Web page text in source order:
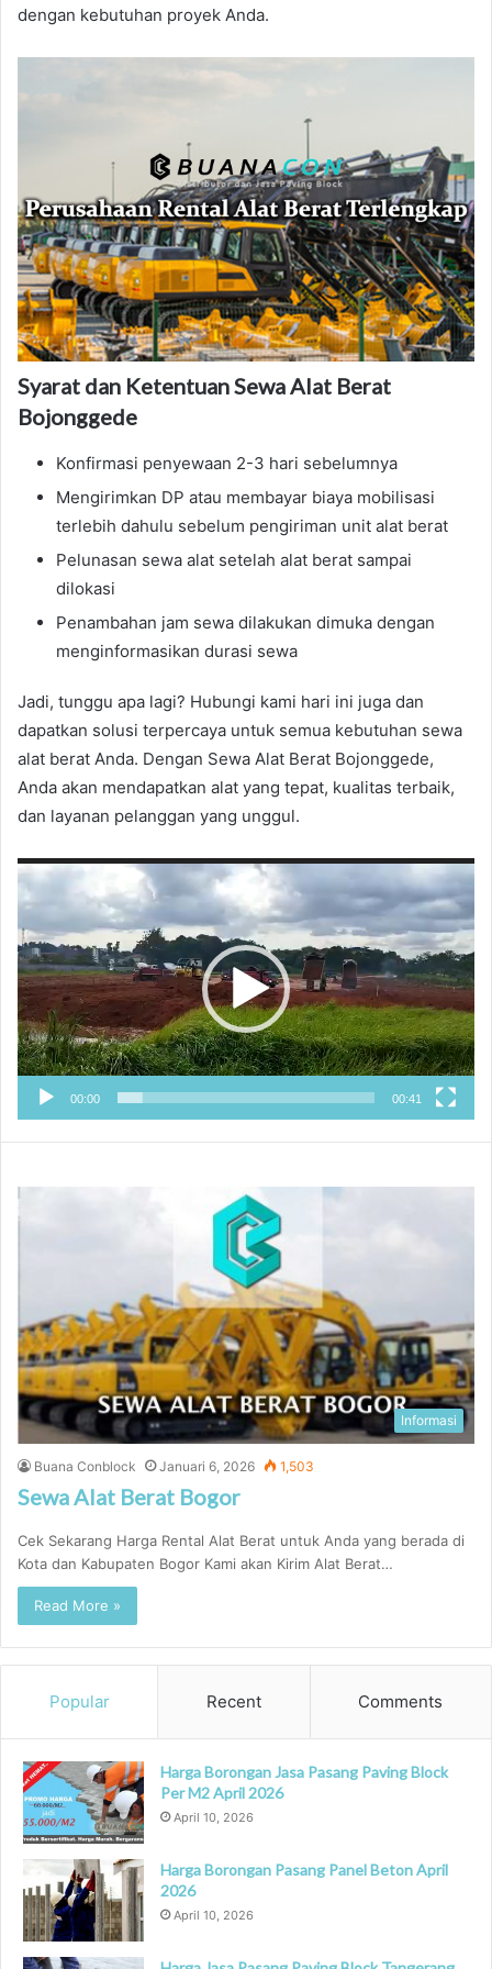
dengan kebutuhan proyek Anda.
Syarat dan Ketentuan Sewa Alat Berat
Bojonggede
Konfirmasi penyewaan 2-3 hari sebelumnya
Mengirimkan DP atau membayar biaya mobilisasi
terlebih dahulu sebelum pengiriman unit alat berat
Pelunasan sewa alat setelah alat berat sampai
dilokasi
Penambahan jam sewa dilakukan dimuka dengan
menginformasikan durasi sewa
Jadi, tunggu apa lagi? Hubungi kami hari ini juga dan
dapatkan solusi terpercaya untuk semua kebutuhan sewa
alat berat Anda. Dengan Sewa Alat Berat Bojonggede,
Anda akan mendapatkan alat yang tepat, kualitas terbaik,
dan layanan pelanggan yang unggul.
Pemutar
Video
00:00 00:41
Informasi
Buana Conblock Januari 6, 2026 1,503
Sewa Alat Berat Bogor
Cek Sekarang Harga Rental Alat Berat untuk Anda yang berada di
Kota dan Kabupaten Bogor Kami akan Kirim Alat Berat…
Read More »
Popular Recent Comments
Harga Borongan Jasa Pasang Paving Block
Per M2 April 2026
April 10, 2026
Harga Borongan Pasang Panel Beton April
2026
April 10, 2026